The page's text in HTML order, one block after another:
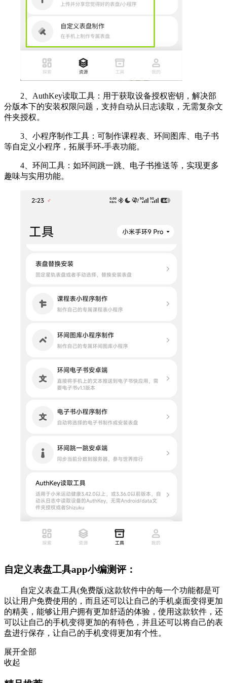
2、AuthKey读取工具：用于获取设备授权密钥，解决部
分版本下的安装权限问题，支持自动从日志读取，无需复杂文
件夹授权。
3、小程序制作工具：可制作课程表、环间图库、电子书
等自定义小程序，拓展手环-手表功能。
4、环间工具：如环间跳一跳、电子书推送等，实现更多
趣味与实用功能。
自定义表盘工具app小编测评：
自定义表盘工具(免费版)这款软件中的每一个功能都是可
以让用户免费使用的，而且还可以让自己的手机桌面变得更加
的精美，能够让用户拥有更加舒适的体验，使用这款软件，还
可以让自己的手机变得更加的有特色，并且还可以将自己的表
盘进行保存，让自己的手机变得更加有个性。
展开全部
收起